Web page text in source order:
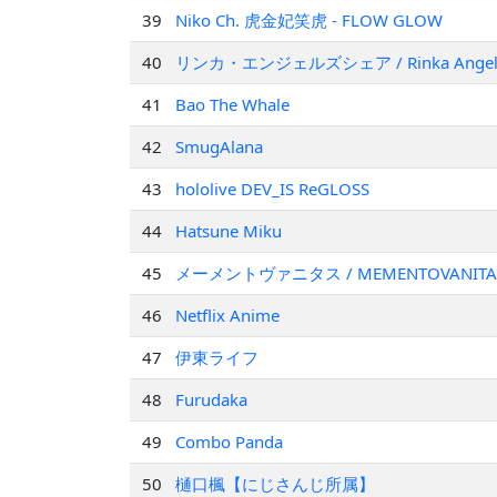
39
Niko Ch. 虎金妃笑虎 - FLOW GLOW
40
リンカ・エンジェルズシェア / Rinka
41
Bao The Whale
42
SmugAlana
43
hololive DEV_IS ReGLOSS
44
Hatsune Miku
45
メーメントヴァニタス /
46
Netflix Anime
47
伊東ライフ
48
Furudaka
49
Combo Panda
50
樋口楓【にじさんじ所属】